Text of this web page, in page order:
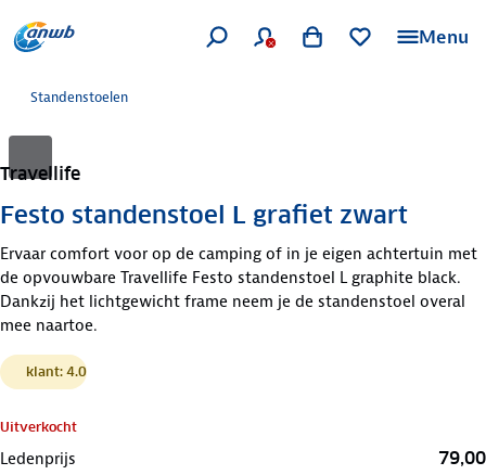
Menu
Standenstoelen
Travellife
Festo standenstoel L grafiet zwart
Ervaar comfort voor op de camping of in je eigen achtertuin met
de opvouwbare Travellife Festo standenstoel L graphite black.
Dankzij het lichtgewicht frame neem je de standenstoel overal
mee naartoe.
klant: 4.0
Uitverkocht
Ledenprijs 79,00